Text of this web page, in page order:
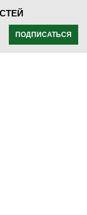
ПОДПИСАТЬСЯ